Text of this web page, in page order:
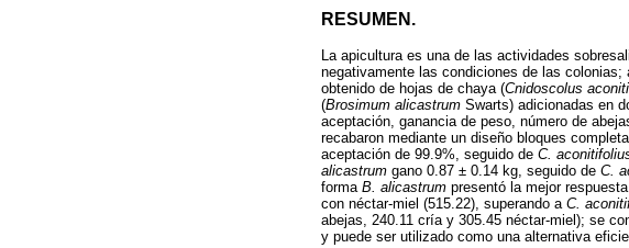
RESUMEN.
La apicultura es una de las actividades
negativamente las condiciones de las
obtenido de hojas de chaya (Cnidoscolus
(Brosimum alicastrum Swarts) adicionadas en
aceptación, ganancia de peso, número de
recabaron mediante un diseño bloques
aceptación de 99.9%, seguido de C.
alicastrum gano 0.87 ± 0.14 kg, seguido de C.
forma B. alicastrum presentó la mejor
con néctar-miel (515.22), superando a C.
abejas, 240.11 cría y 305.45 néctar-miel); se
y puede ser utilizado como una alternativa